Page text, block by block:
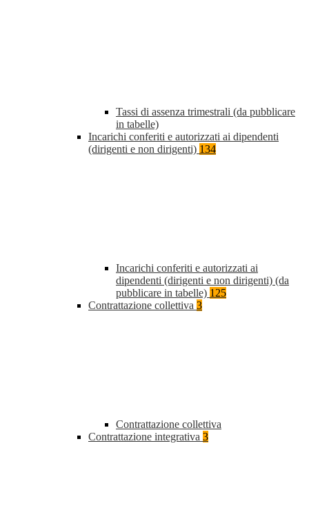
Tassi di assenza trimestrali (da pubblicare
in tabelle)
Incarichi conferiti e autorizzati ai dipendenti
(dirigenti e non dirigenti) 134
Incarichi conferiti e autorizzati ai
dipendenti (dirigenti e non dirigenti) (da
pubblicare in tabelle) 125
Contrattazione collettiva 3
Contrattazione collettiva
Contrattazione integrativa 3